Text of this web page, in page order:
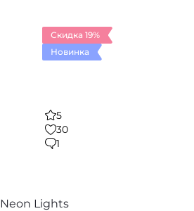
Скидка 19%
Новинка
5
30
1
Neon Lights